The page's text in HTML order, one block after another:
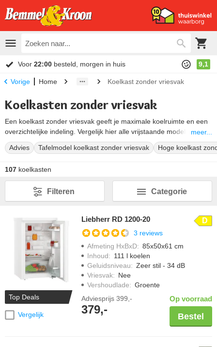
Voor 22:00 besteld, morgen in huis 9,1
Vorige Home Koelkast zonder vriesvak
Koelkasten zonder vriesvak
Een koelkast zonder vriesvak geeft je maximale koelruimte en een
overzichtelijke indeling. Vergelijk hier alle vrijstaande modellen en
kies de inhoud die bij je past.
meer...
Advies Tafelmodel koelkast zonder vriesvak Hoge koelkast
107 koelkasten
Categorie
Filteren
Top Deals
Vergelijk
Liebherr RD 1200-20 D
3 reviews
Afmeting HxBxD: 85x50x61 cm
Inhoud: 111 l koelen
Geluidsniveau: Zeer stil - 34 dB
Vriesvak: Nee
Vershoudlade: Groente
Adviesprijs 399,-
379,-
Op voorraad
Bestel